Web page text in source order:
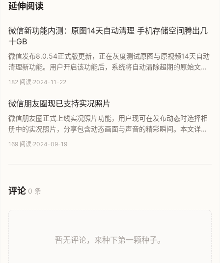
延伸阅读
微信新功能内测：原图14天自动清理 手机存储空间腾出几
十GB
微信发布8.0.54正式版更新，正在灰度测试原图与原视频14天自动
清理新功能。用户开启该功能后，系统将自动清除超期的原始文
件，有效解决微信占用手机存储空间过大的痛点，帮助用户轻松腾
182 阅读·2024-11-22
微信朋友圈现已支持实况照片
微信朋友圈正式上线实况照片功能，用户现可在发布动态时选择相
册中的实况照片，分享包含动态画面与声音的精彩瞬间。本文详细
介绍了实况照片的发布流程，包括如何开启或关闭实况效果，并支
169 阅读·2024-09-19
评论 0 条
暂无评论，来种下第一颗种子。